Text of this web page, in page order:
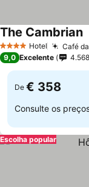
4 EstrelasHotel Café
The Cambrian
9,0 Excelente 4.568
De € 358
Consulte os
Escolha popular